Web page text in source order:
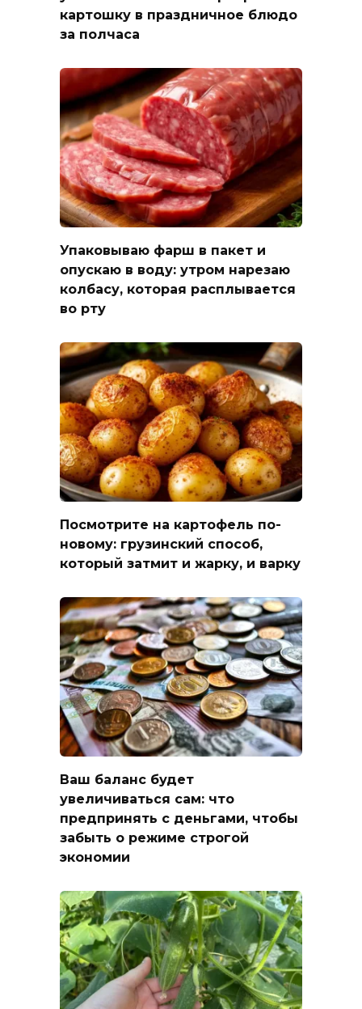
картошку в праздничное блюдо
за полчаса
Упаковываю фарш в пакет и
опускаю в воду: утром нарезаю
колбасу, которая расплывается
во рту
Посмотрите на картофель по-
новому: грузинский способ,
который затмит и жарку, и варку
Ваш баланс будет
увеличиваться сам: что
предпринять с деньгами, чтобы
забыть о режиме строгой
экономии